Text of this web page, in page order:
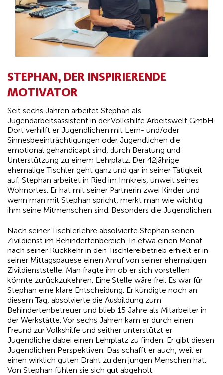
STEPHAN, DER INSPIRIERENDE
MOTIVATOR
Seit sechs Jahren arbeitet Stephan als
Jugendarbeitsassistent in der Volkshilfe Arbeitswelt GmbH.
Dort verhilft er Jugendlichen mit Lern- und/oder
Sinnesbeeinträchtigungen oder Jugendlichen die
emotional gehandicapt sind, durch Beratung und
Unterstützung zu einem Lehrplatz. Der 42jährige
ehemalige Tischler geht ganz und gar in seiner Tätigkeit
auf. Stephan arbeitet in Ried im Innkreis, unweit seines
Wohnortes. Er hat mit seiner Partnerin zwei Kinder und
wenn man mit Stephan spricht, merkt man wie wichtig
ihm seine Mitmenschen sind. Besonders die Jugendlichen.
Nach seiner Tischlerlehre absolvierte Stephan seinen
Zivildienst im Behindertenbereich. In etwa einen Monat
nach seiner Rückkehr in den Tischlereibetrieb erhielt er in
seiner Mittagspauese einen Anruf von seiner ehemaligen
Zivildienststelle. Man fragte ihn ob er sich vorstellen
könnte zurückzukehren. Eine Stelle wäre frei. Es war für
Stephan eine klare Entscheidung. Er kündigte noch an
diesem Tag, absolvierte die Ausbildung zum
Behindertenbetreuer und blieb 15 Jahre als Mitarbeiter in
der Werkstätte. Vor sechs Jahren kam er durch einen
Freund zur Volkshilfe und seither unterstützt er
Jugendliche dabei einen Lehrplatz zu finden. Er gibt diesen
Jugendlichen Perspektiven. Das schafft er auch, weil er
einen wirklich guten Draht zu den jungen Menschen hat.
Von Stephan fühlen sie sich gut abgeholt.